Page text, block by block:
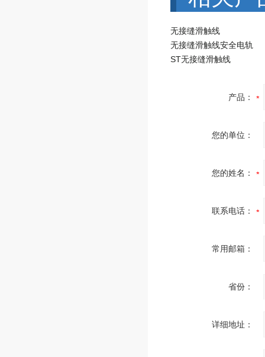
无接缝滑触线
无接缝滑触线安全电轨
ST无接缝滑触线
产品：
您的单位：
您的姓名：
联系电话：
常用邮箱：
省份：
详细地址：